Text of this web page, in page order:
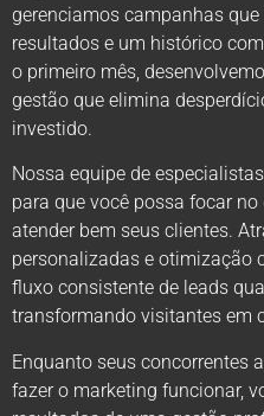
gerenciamos campanhas
resultados e um histórico
o primeiro mês,
gestão que elimina
investido.
Nossa equipe de
para que você possa focar
atender bem seus clientes.
personalizadas e otimização
fluxo consistente de leads
transformando visitantes em
Enquanto seus concorrentes
fazer o marketing funcionar,